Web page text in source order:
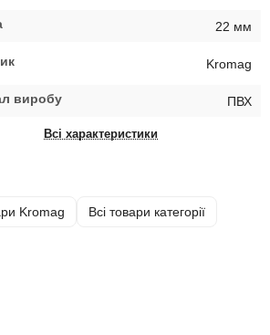
22 мм
Kromag
виробу ПВХ
Всі характеристики
Kromag Всі товари категорії